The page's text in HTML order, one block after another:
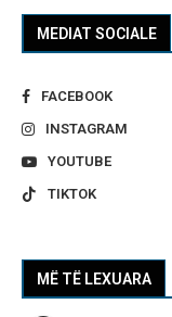
MEDIAT SOCIALE
FACEBOOK
INSTAGRAM
YOUTUBE
TIKTOK
MË TË LEXUARA